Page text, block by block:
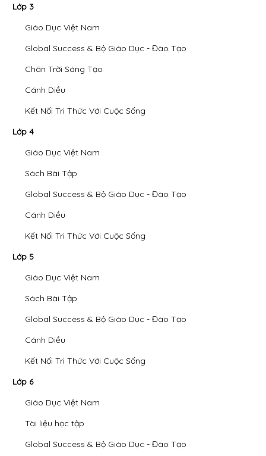
Lớp 3
Giáo Dục Việt Nam
Global Success & Bộ Giáo Dục - Đào Tạo
Chân Trời Sáng Tạo
Cánh Diều
Kết Nối Tri Thức Với Cuộc Sống
Lớp 4
Giáo Dục Việt Nam
Sách Bài Tập
Global Success & Bộ Giáo Dục - Đào Tạo
Cánh Diều
Kết Nối Tri Thức Với Cuộc Sống
Lớp 5
Giáo Dục Việt Nam
Sách Bài Tập
Global Success & Bộ Giáo Dục - Đào Tạo
Cánh Diều
Kết Nối Tri Thức Với Cuộc Sống
Lớp 6
Giáo Dục Việt Nam
Tài liệu học tập
Global Success & Bộ Giáo Dục - Đào Tạo